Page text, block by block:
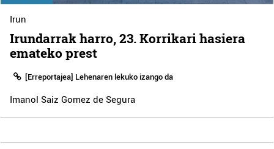
Irun
Irundarrak harro, 23. Korrikari hasiera
emateko prest
[Erreportajea] Lehenaren lekuko izango da
Imanol Saiz Gomez de Segura